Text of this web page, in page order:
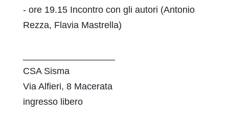
- ore 19.15 Incontro con gli autori (Antonio
Rezza, Flavia Mastrella)
CSA Sisma
Via Alfieri, 8 Macerata
ingresso libero